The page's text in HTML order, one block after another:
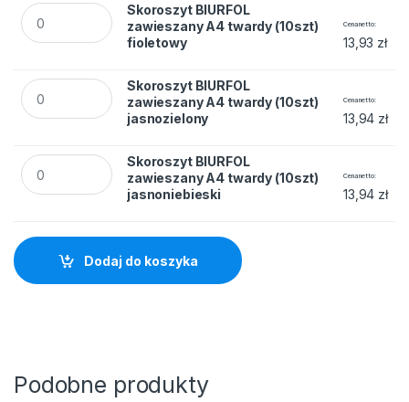
Skoroszyt BIURFOL zawieszany A4 twardy (10szt) fioletowy
Skoroszyt BIURFOL
zawieszany A4 twardy (10szt)
fioletowy
Cena netto
13,93 zł
Skoroszyt BIURFOL zawieszany A4 twardy (10szt)
Skoroszyt BIURFOL
zawieszany A4 twardy (10szt)
jasnozielony
Cena netto
13,94 zł
Skoroszyt BIURFOL zawieszany A4 twardy (10szt)
Skoroszyt BIURFOL
zawieszany A4 twardy (10szt)
jasnoniebieski
Cena netto
13,94 zł
Dodaj do koszyka
Podobne produkty